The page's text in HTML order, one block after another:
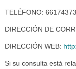
TELÉFONO:
DIRECCIÓN DE
DIRECCIÓN WEB:
Si su consulta está